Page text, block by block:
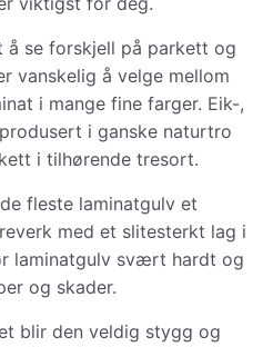
å se forskjell på parkett og
vanskelig å velge mellom
i mange fine farger. Eik-,
i ganske naturtro
i tilhørende tresort.
fleste laminatgulv et
med et slitesterkt lag i
laminatgulv svært hardt og
og skader.
blir den veldig stygg og